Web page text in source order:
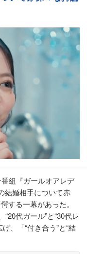
組『ガールオアレデ
結婚相手について赤
する一幕があった。
“20代ガール”と“30代レ
、「“付き合う”と“結